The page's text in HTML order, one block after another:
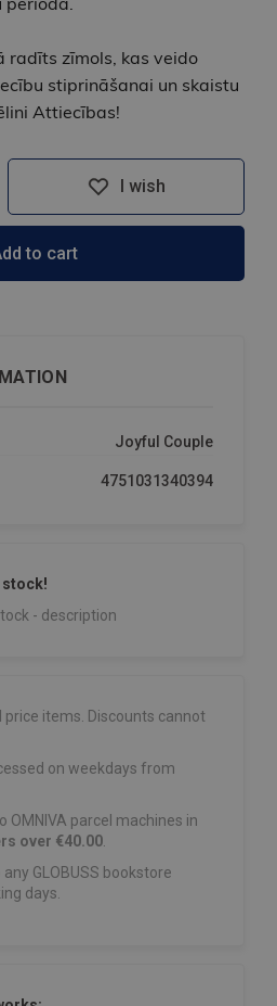
radīts zīmols, kas veido
stiprināšanai un skaistu
Attiecības!
I wish
to cart
Joyful Couple
4751031340394
stock!
- description
price items. Discounts cannot
on weekdays from
OMNIVA parcel machines in
over €40.00
GLOBUSS bookstore
days.